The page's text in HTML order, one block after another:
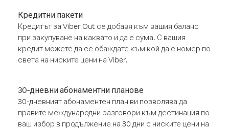
Кредитни пакети
Кредитът за Viber Out се добавя към вашия баланс
при закупуване на каквато и да е сума. С вашия
кредит можете да се обаждате към кой да е номер по
света на ниските цени на Viber.
30-дневни абонаментни планове
30-дневният абонаментен план ви позволява да
правите международни разговори към дестинация по
ваш избор в продължение на 30 дни с ниските цени на